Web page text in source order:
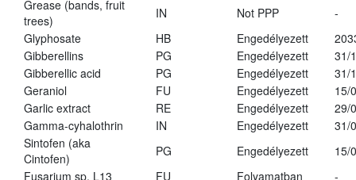
Grease (bands, fruit
trees)
IN Not PPP
-
Glyphosate
HB Engedélyezett
Gibberellins
PG Engedélyezett
31/
Gibberellic acid
PG Engedélyezett
31/
Geraniol
FU Engedélyezett
15/
Garlic extract
RE Engedélyezett
29/
Gamma-cyhalothrin
IN Engedélyezett
31/
Sintofen (aka
Cintofen)
PG Engedélyezett
15/
Fusarium sp. L13
FU Folyamatban
-